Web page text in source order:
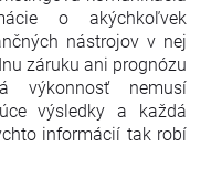
o akýchkoľvek
nástrojov v nej
záruku ani prognózu
výkonnosť nemusí
výsledky a každá
informácií tak robí